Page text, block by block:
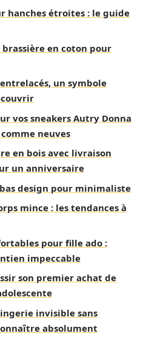
hanches étroites : le guide
en coton pour
un symbole
vos sneakers Autry Donna
neuves
en bois avec livraison
un anniversaire
design pour minimaliste
mince : les tendances à
pour fille ado :
impeccable
son premier achat de
invisible sans
absolument